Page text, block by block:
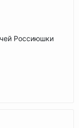
Россиюшки